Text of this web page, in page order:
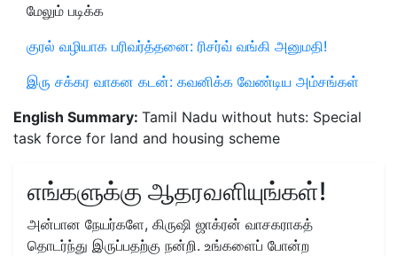
மேலும் படிக்க
குரல் வழியாக பரிவர்த்தனை: ரிசர்வ் வங்கி அனுமதி!
இரு சக்கர வாகன கடன்: கவனிக்க வேண்டிய அம்சங்கள்
English Summary: Tamil Nadu without huts: Special
task force for land and housing scheme
எங்களுக்கு ஆதரவளியுங்கள்!
அன்பான நேயர்களே, கிருஷி ஜாக்ரன் வாசகராகத்
தொடர்ந்து இருப்பதற்கு நன்றி. உங்களைப் போன்ற